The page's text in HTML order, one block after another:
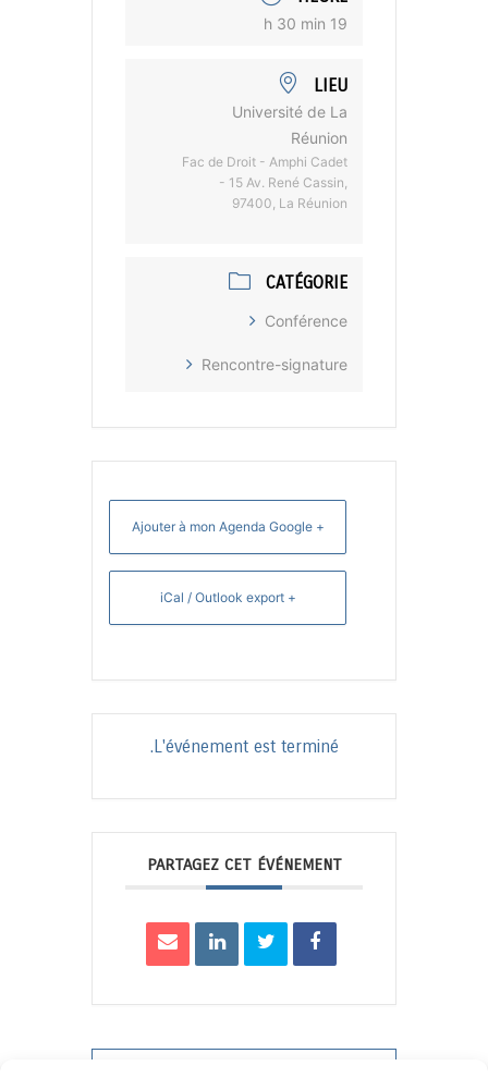
19 h 30 min
LIEU
Université de La
Réunion
Fac de Droit - Amphi Cadet
- 15 Av. René Cassin,
97400, La Réunion
CATÉGORIE
Conférence
Rencontre-signature
+ Ajouter à mon Agenda Google
+ iCal / Outlook export
L'événement est terminé.
PARTAGEZ CET ÉVÉNEMENT